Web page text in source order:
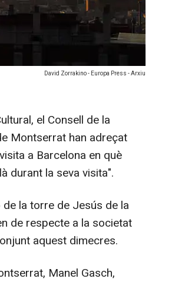
David Zorrakino - Europa Press - Arxiu
el Consell de la
Montserrat han adreçat
a Barcelona en què
durant la seva visita".
la torre de Jesús de la
de respecte a la societat
aquest dimecres.
Manel Gasch,